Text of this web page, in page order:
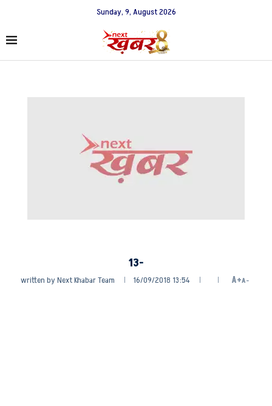
Sunday, 9, August 2026
13-
written byNext Khabar Team 16/09/2018 13:54 A+A-